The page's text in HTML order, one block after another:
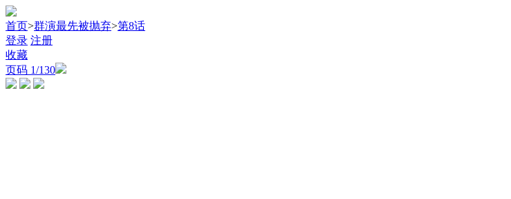
首页>群演最先被抛弃>第8话
登录 注册
收藏
页码 1/130